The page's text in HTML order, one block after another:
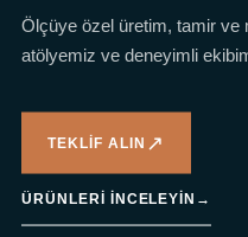
Ölçüye özel üretim, tamir ve
atölyemiz ve deneyimli
TEKLIF ALIN ↗
ÜRÜNLERI INCELEYIN →